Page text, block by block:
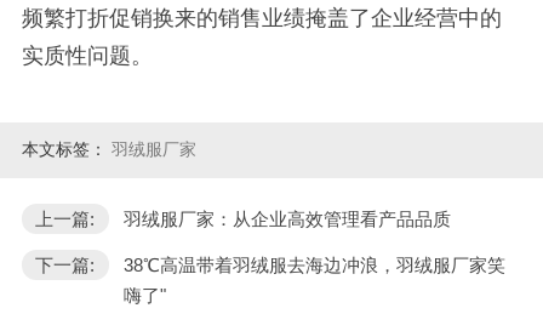
频繁打折促销换来的销售业绩掩盖了企业经营中的
实质性问题。
本文标签： 羽绒服厂家
上一篇: 羽绒服厂家：从企业高效管理看产品品质
下一篇:
38℃高温带着羽绒服去海边冲浪，羽绒服厂家笑
嗨了"